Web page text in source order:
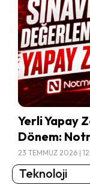
Yerli Yapay
Dönem:
23 TEMMUZ 2026 |
Teknoloji